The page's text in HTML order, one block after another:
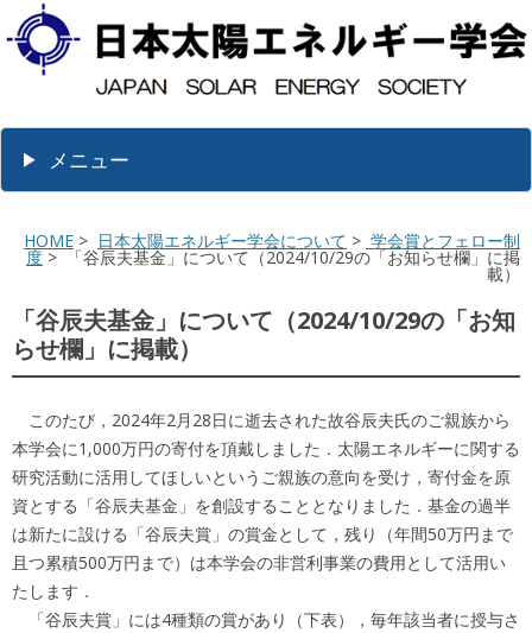
メニュー
HOME > 日本太陽エネルギー学会について > 学会賞とフェロー制
度 > 「谷辰夫基金」について（2024/10/29の「お知らせ欄」に掲
載）
「谷辰夫基金」について（2024/10/29の「お知
らせ欄」に掲載）
このたび，2024年2月28日に逝去された故谷辰夫氏のご親族から
本学会に1,000万円の寄付を頂戴しました．太陽エネルギーに関する
研究活動に活用してほしいというご親族の意向を受け，寄付金を原
資とする「谷辰夫基金」を創設することとなりました．基金の過半
は新たに設ける「谷辰夫賞」の賞金として，残り（年間50万円まで
且つ累積500万円まで）は本学会の非営利事業の費用として活用い
たします．
「谷辰夫賞」には4種類の賞があり（下表），毎年該当者に授与さ